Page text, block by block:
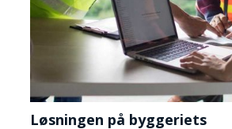
Løsningen på byggeriets